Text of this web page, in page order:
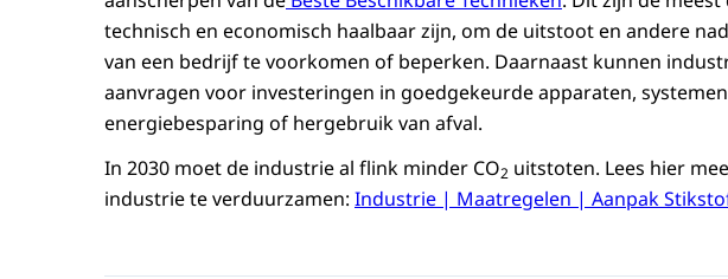
technisch en economisch haalbaar zijn, om de uitstoot en andere
van een bedrijf te voorkomen of beperken. Daarnaast kunnen
aanvragen voor investeringen in goedgekeurde apparaten,
energiebesparing of hergebruik van afval.
In 2030 moet de industrie al flink minder CO2 uitstoten. Lees hier
industrie te verduurzamen: Industrie | Maatregelen | Aanpak